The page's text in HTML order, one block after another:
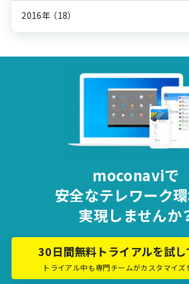
2016年 （18）
moconaviで
安全なテレワーク
実現しませんか
30日間無料トライアルを試し
トライアル中も専門チームがカスタマイズ